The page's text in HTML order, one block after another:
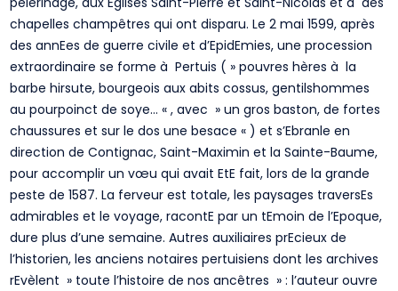
chapelles champêtres qui ont disparu. Le 2 mai 1599, après
des annEes de guerre civile et d’EpidEmies, une procession
extraordinaire se forme à Pertuis ( » pouvres hères à la
barbe hirsute, bourgeois aux abits cossus, gentilshommes
au pourpoinct de soye… « , avec » un gros baston, de fortes
chaussures et sur le dos une besace « ) et s’Ebranle en
direction de Contignac, Saint-Maximin et la Sainte-Baume,
pour accomplir un vœu qui avait EtE fait, lors de la grande
peste de 1587. La ferveur est totale, les paysages traversEs
admirables et le voyage, racontE par un tEmoin de l’Epoque,
dure plus d’une semaine. Autres auxiliaires prEcieux de
l’historien, les anciens notaires pertuisiens dont les archives
rEvèlent » toute l’histoire de nos ancêtres » : l’auteur ouvre